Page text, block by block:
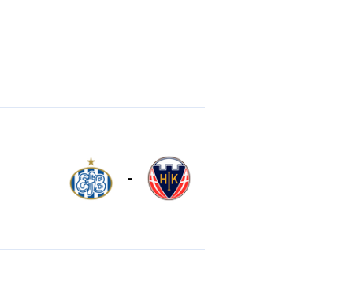
-